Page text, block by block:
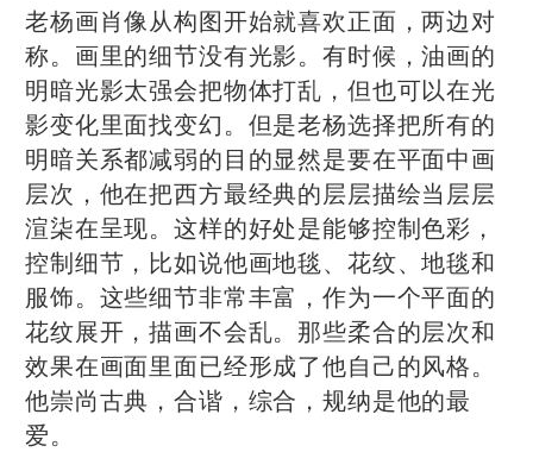
老杨画肖像从构图开始就喜欢正面，两边对
称。画里的细节没有光影。有时候，油画的
明暗光影太强会把物体打乱，但也可以在光
影变化里面找变幻。但是老杨选择把所有的
明暗关系都减弱的目的显然是要在平面中画
层次，他在把西方最经典的层层描绘当层层
渲柒在呈现。这样的好处是能够控制色彩，
控制细节，比如说他画地毯、花纹、地毯和
服饰。这些细节非常丰富，作为一个平面的
花纹展开，描画不会乱。那些柔合的层次和
效果在画面里面已经形成了他自己的风格。
他崇尚古典，合谐，综合，规纳是他的最
爱。